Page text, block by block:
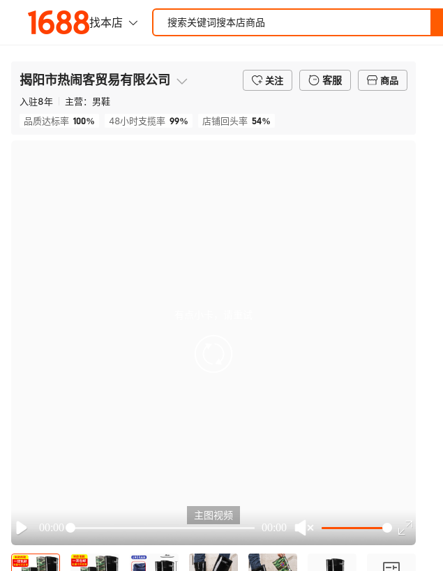
揭阳市热闹客贸易有限公司 关注 客服
商品
入驻8年 主营： 男鞋
品质达标率 100% 48小时支揽率 99% 店铺回头率 54%
Play
00:00 00:00
主图视频